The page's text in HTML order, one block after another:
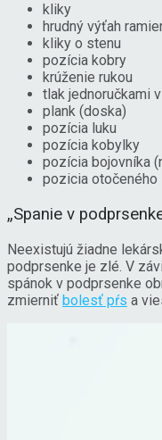
kliky
hrudný výťah
kliky o stenu
pozícia kobry
krúženie rukou
tlak jednoručkami
plank (doska)
pozícia luku
pozícia kobylky
pozícia bojovníka
pozicia otočeného
„Spanie v
Neexistujú žiadne
podprsenke je zlé. V
spánok v podprsenke
zmierniť bolesť pŕs a